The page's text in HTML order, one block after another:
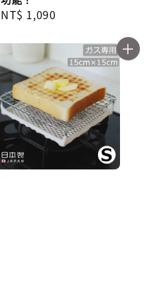
Regular
NT$ 1,090